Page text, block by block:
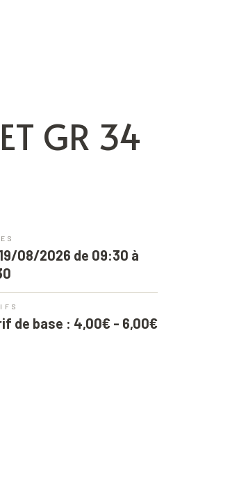
GR 34
08/2026 de 09:30 à
de base : 4,00€ - 6,00€